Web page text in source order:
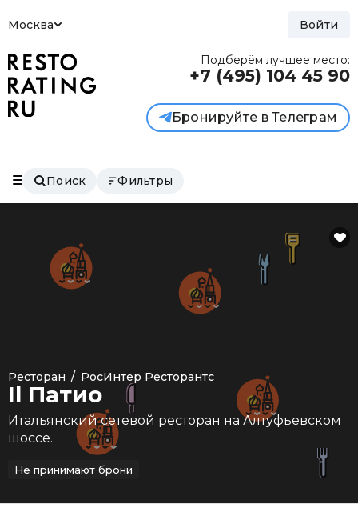
Москва Войти
Подберём лучшее место:
+7 (495) 104 45 90
Бронируйте в Телеграм
Поиск Фильтры
Ресторан / РосИнтер Ресторантс
Il Патио
Итальянский сетевой ресторан на Алтуфьевском
шоссе.
Не принимают брони